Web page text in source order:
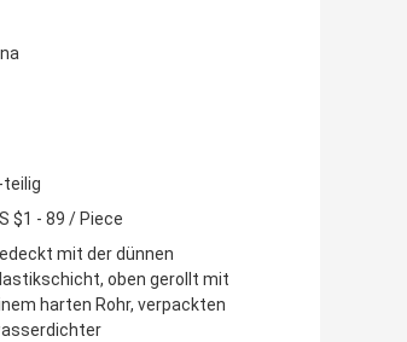
teilig
$1 - 89 / Piece
mit der dünnen
oben gerollt mit
harten Rohr, verpackten